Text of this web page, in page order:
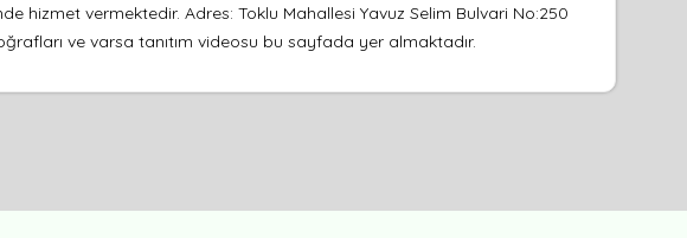
hizmet vermektedir. Adres: Toklu Mahallesi Yavuz Selim Bulvari No:250
ve varsa tanıtım videosu bu sayfada yer almaktadır.